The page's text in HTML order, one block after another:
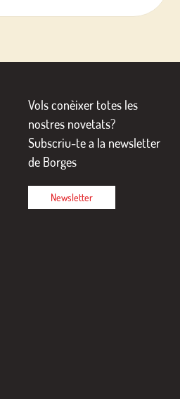
Vols conèixer totes les
nostres novetats?
Subscriu-te a la newsletter
de Borges
Newsletter